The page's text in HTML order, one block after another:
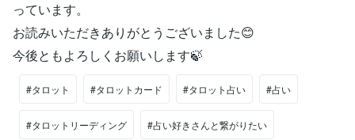
っています。
お読みいただきありがとうございました😊
今後ともよろしくお願いします🍃
#タロット #タロットカード #タロット占い #占い
#タロットリーディング #占い好きさんと繋がりたい